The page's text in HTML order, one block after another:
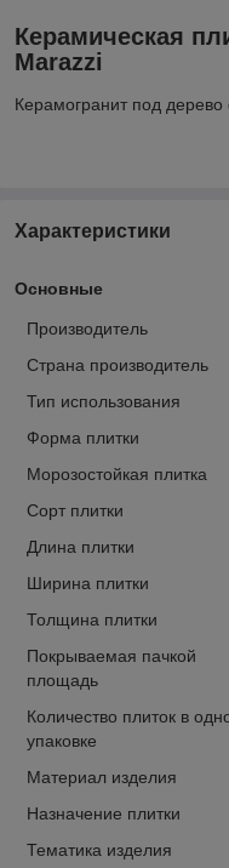
Керамическая
Marazzi
Керамогранит под
Характеристики
Основные
Производитель
Страна производитель
Тип использования
Форма плитки
Морозостойкая плитка
Сорт плитки
Длина плитки
Ширина плитки
Толщина плитки
Покрываемая пачкой
площадь
Количество плиток в
упаковке
Материал изделия
Назначение плитки
Тематика изделия